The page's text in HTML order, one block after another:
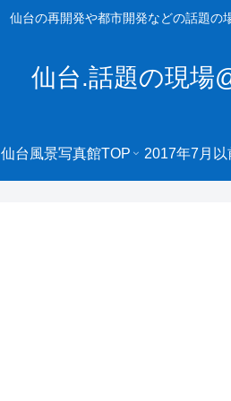
仙台の再開発や都市開発などの話題の
仙台.話題の現場
仙台風景写真館TOP